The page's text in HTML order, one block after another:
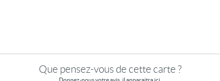
Que pensez-vous de cette carte ?
Donnez-nous votre avis, il apparaitra ici.